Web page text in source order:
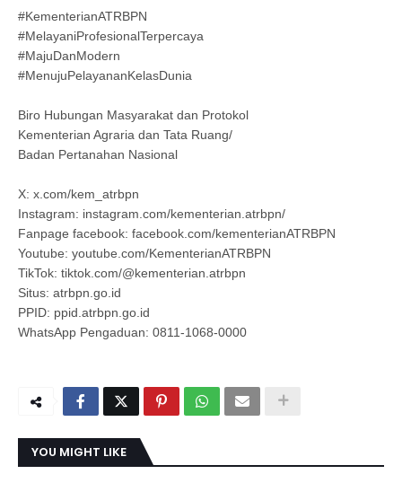
#KementerianATRBPN
#MelayaniProfesionalTerpercaya
#MajuDanModern
#MenujuPelayananKelasDunia
Biro Hubungan Masyarakat dan Protokol
Kementerian Agraria dan Tata Ruang/
Badan Pertanahan Nasional
X: x.com/kem_atrbpn
Instagram: instagram.com/kementerian.atrbpn/
Fanpage facebook: facebook.com/kementerianATRBPN
Youtube: youtube.com/KementerianATRBPN
TikTok: tiktok.com/@kementerian.atrbpn
Situs: atrbpn.go.id
PPID: ppid.atrbpn.go.id
WhatsApp Pengaduan: 0811-1068-0000
YOU MIGHT LIKE